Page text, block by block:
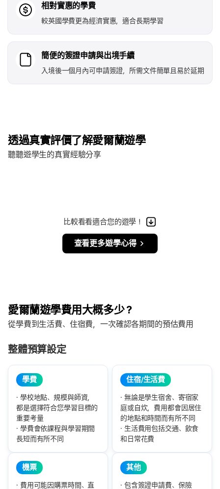
相對實惠的學費
較英國學費更為經濟實惠，適合長期學習
簡便的簽證申請與出境手續
入境後一個月內可申請簽證，所需文件簡單且易於延期
透過真實評價了解愛爾蘭遊學
聽聽遊學生的真實經驗分享
比較看看適合您的遊學！
查看更多遊學心得
愛爾蘭遊學費用大概多少？
從學費到生活費、住宿費，一次確認各期間的預估費用
整體預算設定
學費
學校地點、規模與師資，
都是選擇符合您學習目標的
重要考量
學費會依課程與學習期間
長短而有所不同
住宿/生活費
無論是學生宿舍、寄宿家
庭或自炊，費用都會因居住
的地點和時間而有所不同
生活費用包括交通、飲食
和日常花費
機票
費用可能因購票時間、直
其他
包含簽證申請費、保險